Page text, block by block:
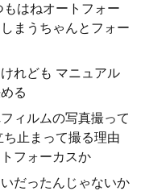
はねオートフォー
まうちゃんとフォー
れども マニュアル
る
ィルムの写真撮って
止まって撮る理由
フォーカスか
だったんじゃないか